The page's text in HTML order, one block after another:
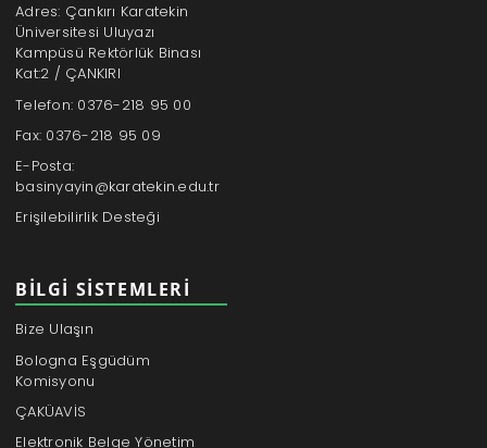
Adres: Çankırı Karatekin
Üniversitesi Uluyazı
Kampüsü Rektörlük Binası
Kat:2 / ÇANKIRI
Telefon: 0376-218 95 00
Fax: 0376-218 95 09
E-Posta:
basinyayin@karatekin.edu.tr
Erişilebilirlik Desteği
BILGI SISTEMLERI
Bize Ulaşın
Bologna Eşgüdüm
Komisyonu
ÇAKÜAVİS
Elektronik Belge Yönetim